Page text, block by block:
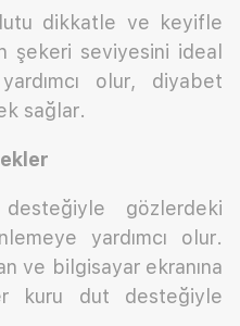
dikkatle ve keyifle
şekeri seviyesini ideal
olur, diyabet
sağlar.
gözlerdeki
yardımcı olur.
ve bilgisayar ekranına
kuru dut desteğiyle